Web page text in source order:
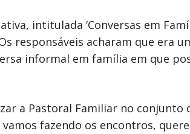
intitulada ‘Conversas em
responsáveis acharam que era
informal em família em que
a Pastoral Familiar no conjunto
fazendo os encontros,